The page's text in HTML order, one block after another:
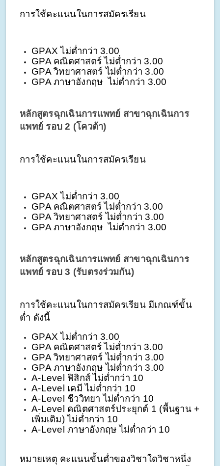
การใช้คะแนนในการสมัครเรียน
GPAX ไม่ต่ำกว่า 3.00
GPA คณิตศาสตร์ ไม่ต่ำกว่า 3.00
GPA วิทยาศาสตร์ ไม่ต่ำกว่า 3.00
GPA ภาษาอังกฤษ  ไม่ต่ำกว่า 3.00
หลักสูตรฉุกเฉินการแพทย์ สาขาฉุกเฉินการ
แพทย์ รอบ 2 (โควต้า)
การใช้คะแนนในการสมัครเรียน
GPAX ไม่ต่ำกว่า 3.00
GPA คณิตศาสตร์ ไม่ต่ำกว่า 3.00
GPA วิทยาศาสตร์ ไม่ต่ำกว่า 3.00
GPA ภาษาอังกฤษ  ไม่ต่ำกว่า 3.00
หลักสูตรฉุกเฉินการแพทย์ สาขาฉุกเฉินการ
แพทย์ รอบ 3 (รับตรงร่วมกัน)
การใช้คะแนนในการสมัครเรียน มีเกณฑ์ขั้น
ต่ำ ดังนี้
GPAX ไม่ต่ำกว่า 3.00
GPA คณิตศาสตร์ ไม่ต่ำกว่า 3.00
GPA วิทยาศาสตร์ ไม่ต่ำกว่า 3.00
GPA ภาษาอังกฤษ ไม่ต่ำกว่า 3.00
A-Level ฟิสิกส์ ไม่ต่ำกว่า 10
A-Level เคมี ไม่ต่ำกว่า 10
A-Level ชีววิทยา ไม่ต่ำกว่า 10
A-Level คณิตศาสตร์ประยุกต์ 1 (พื้นฐาน +
เพิ่มเติม) ไม่ต่ำกว่า 10
A-Level ภาษาอังกฤษ ไม่ต่ำกว่า 10
หมายเหตุ คะแนนขั้นต่ำของวิชาใดวิชาหนึ่ง